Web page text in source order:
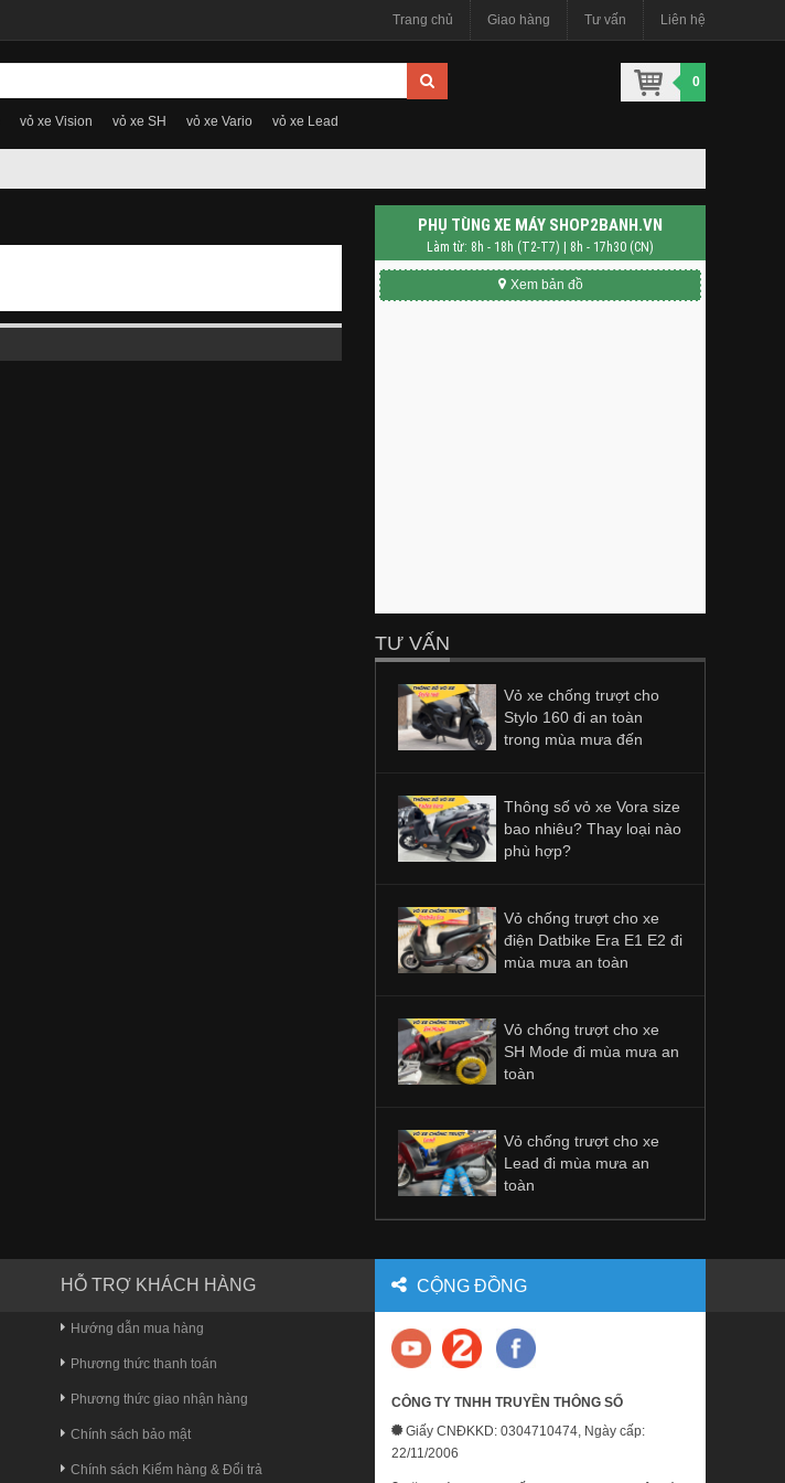
Trang chủ Giao hàng Tư vấn Liên hệ
vỏ xe Vision vỏ xe SH vỏ xe Vario vỏ xe Lead
0
PHỤ TÙNG XE MÁY SHOP2BANH.VN
Làm từ: 8h - 18h (T2-T7) | 8h - 17h30 (CN)
Xem bản đồ
TƯ VẤN
Vỏ xe chống trượt cho
Stylo 160 đi an toàn
trong mùa mưa đến
Thông số vỏ xe Vora size
bao nhiêu? Thay loại nào
phù hợp?
Vỏ chống trượt cho xe
điện Datbike Era E1 E2 đi
mùa mưa an toàn
Vỏ chống trượt cho xe
SH Mode đi mùa mưa an
toàn
Vỏ chống trượt cho xe
Lead đi mùa mưa an
toàn
HỖ TRỢ KHÁCH HÀNG
Hướng dẫn mua hàng
Phương thức thanh toán
Phương thức giao nhận hàng
Chính sách bảo mật
Chính sách Kiểm hàng & Đổi trả
CỘNG ĐỒNG
CÔNG TY TNHH TRUYỀN THÔNG SỐ
Giấy CNĐKKD: 0304710474, Ngày cấp:
22/11/2006